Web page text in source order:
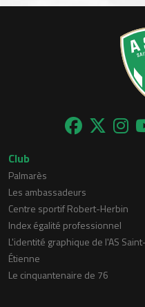
Club
Palmarès
Les ambassadeurs
Centre sportif Robert-Herbin
Index égalité professionnel
L'identité graphique de l'AS Saint-
Étienne
Le cinquantenaire de 76